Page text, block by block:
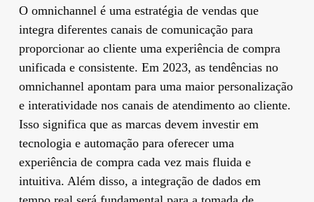
O omnichannel é uma estratégia de vendas que
integra diferentes canais de comunicação para
proporcionar ao cliente uma experiência de compra
unificada e consistente. Em 2023, as tendências no
omnichannel apontam para uma maior personalização
e interatividade nos canais de atendimento ao cliente.
Isso significa que as marcas devem investir em
tecnologia e automação para oferecer uma
experiência de compra cada vez mais fluida e
intuitiva. Além disso, a integração de dados em